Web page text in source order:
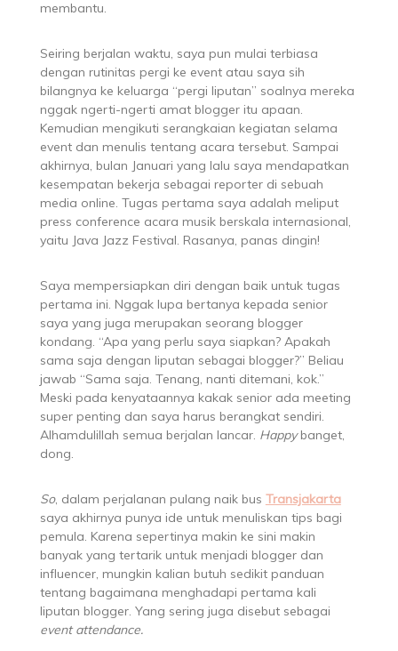
membantu.
Seiring berjalan waktu, saya pun mulai terbiasa
dengan rutinitas pergi ke event atau saya sih
bilangnya ke keluarga “pergi liputan” soalnya mereka
nggak ngerti-ngerti amat blogger itu apaan.
Kemudian mengikuti serangkaian kegiatan selama
event dan menulis tentang acara tersebut. Sampai
akhirnya, bulan Januari yang lalu saya mendapatkan
kesempatan bekerja sebagai reporter di sebuah
media online. Tugas pertama saya adalah meliput
press conference acara musik berskala internasional,
yaitu Java Jazz Festival. Rasanya, panas dingin!
Saya mempersiapkan diri dengan baik untuk tugas
pertama ini. Nggak lupa bertanya kepada senior
saya yang juga merupakan seorang blogger
kondang. “Apa yang perlu saya siapkan? Apakah
sama saja dengan liputan sebagai blogger?” Beliau
jawab “Sama saja. Tenang, nanti ditemani, kok.”
Meski pada kenyataannya kakak senior ada meeting
super penting dan saya harus berangkat sendiri.
Alhamdulillah semua berjalan lancar. Happybanget,
dong.
So, dalam perjalanan pulang naik bus Transjakarta
saya akhirnya punya ide untuk menuliskan tips bagi
pemula. Karena sepertinya makin ke sini makin
banyak yang tertarik untuk menjadi blogger dan
influencer, mungkin kalian butuh sedikit panduan
tentang bagaimana menghadapi pertama kali
liputan blogger. Yang sering juga disebut sebagai
event attendance.